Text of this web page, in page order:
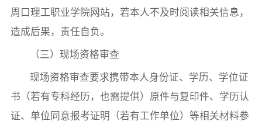
周口理工职业学院网站，若本人不及时阅读相关信息，
造成后果，责任自负。
（三）现场资格审查
现场资格审查要求携带本人身份证、学历、学位证
书（若有专科经历，也需提供）原件与复印件、学历认
证、单位同意报考证明（若有工作单位）等相关材料参